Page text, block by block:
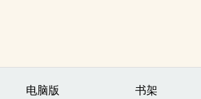
电脑版 书架